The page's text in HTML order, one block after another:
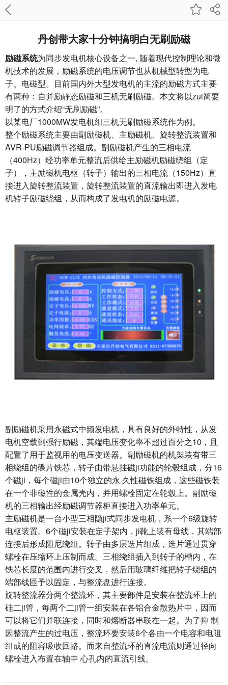
丹创带大家十分钟搞明白无刷励磁
励磁系统为同步发电机核心设备之一, 随着现代控制理论和微
机技术的发展，励磁系统的电压调节也从机械型转型为电
子、电磁型。目前国内外大型发电机的主流的励磁方式主要
有两种：自并励静态励磁和三机无刷励磁。本文将以zui简要
明了的方式介绍“无刷励磁”。
以某电厂1000MW发电机组三机无刷励磁系统作为例。
整个励磁系统主要由副励磁机、主励磁机、旋转整流装置和
AVR-PU励磁调节器组成。副励磁机产生的三相电流
（400Hz）经功率单元整流后供给主励磁机励磁绕组（定
子），主励磁机电枢（转子）输出的三相电流（150Hz）直
接进入旋转整流装置，旋转整流装置的直流输出即进入发电
机转子励磁绕组，从而构成了发电机的励磁电源。
副励磁机采用永磁式中频发电机，具有良好的外特性，从发
电机空载到强行励磁，其端电压变化率不超过百分之10，且
配置了用于监视用的电压变送器。副励磁机的机架装有带三
相绕组的碟片铁芯，转子由带悬挂磁ji功能的轮毂组成，分16
个磁ji，每个磁ji由10个独立的永 久性磁铁组成，这些磁铁装
在一个非磁性的金属壳内，并用螺栓固定在轮毂上。副励磁
机的三相输出经励磁调节器柜直接进入功率单元。
主励磁机是一台小型三相隐ji式同步发电机，系一个6级旋转
电枢装置。6个磁ji安装在定子架内，ji靴上装有母线，其端部
连接后形成阻尼绕组。转子由多层迭片组成，迭片通过贯穿
螺栓在压缩环上压制而成。三相绕组插入到转子的槽内，在
铁芯长度的范围内进行交叉，然后用玻璃纤维把转子绕组的
端部线匝予以固定，与整流盘进行连接。
旋转整流器分两个整流环，其主要部件是安装在整流环上的
硅二ji管，每两个二ji管一组安装在各铝合金散热片中，因而
可以将它们并联连接，同时和熔断器串联在一起。为了抑 制
因整流产生的过电压，整流环要安装6个各由一个电容和电阻
组成的阻容吸收回路。而来自整流环的直流电流则通过径向
螺栓进入布置在轴中 心孔内的直流引线。